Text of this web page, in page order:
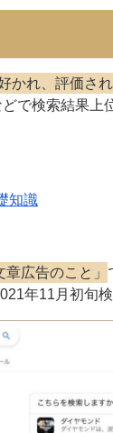
かれ、評価さ
で検索結果上
知識
広告のこと」
年11月初旬検